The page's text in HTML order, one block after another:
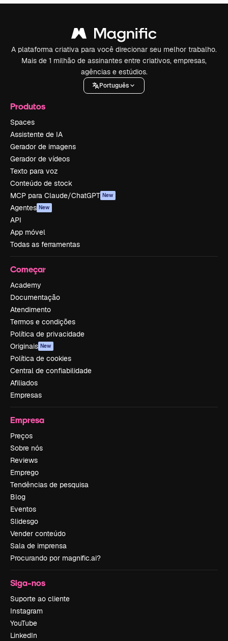
A plataforma criativa para você direcionar seu melhor trabalho.
Mais de 1 milhão de assinantes entre criativos, empresas,
agências e estúdios.
Português
Produtos
Spaces
Assistente de IA
Gerador de imagens
Gerador de vídeos
Texto para voz
Conteúdo de stock
MCP para Claude/ChatGPT New
Agentes New
API
App móvel
Todas as ferramentas
Começar
Academy
Documentação
Atendimento
Termos e condições
Política de privacidade
Originais New
Política de cookies
Central de confiabilidade
Afiliados
Empresas
Empresa
Preços
Sobre nós
Reviews
Emprego
Tendências de pesquisa
Blog
Eventos
Slidesgo
Vender conteúdo
Sala de imprensa
Procurando por magnific.ai?
Siga-nos
Suporte ao cliente
Instagram
YouTube
LinkedIn